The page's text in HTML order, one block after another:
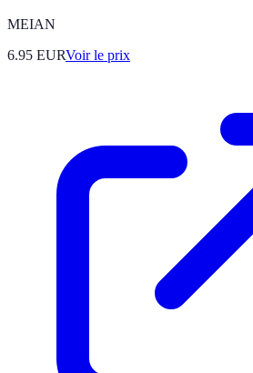
MEIAN
6.95 EURVoir le prix